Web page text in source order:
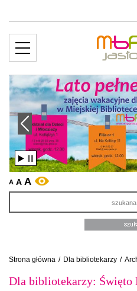
MENU
slajd
A A A WERSJA KONTRASTOWA
Strona główna / Dla bibliotekarzy /
Dla bibliotekarzy: Święto